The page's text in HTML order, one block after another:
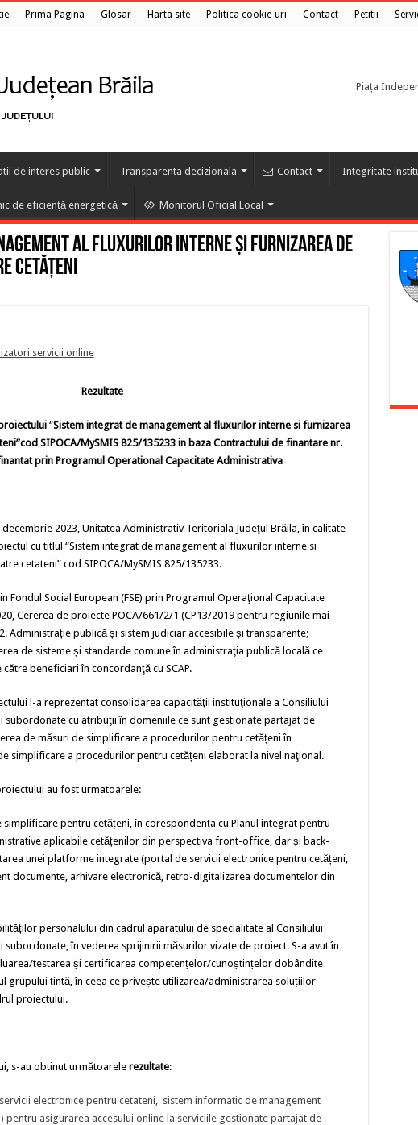
Prima Pagina Glosar Harta site Politica cookie-uri Contact Petitii
Piața
de interes public Transparenta decizionala Contact Integritate
de eficiență energetică Monitorul Oficial Local
al fluxurilor interne şi furnizarea de
cetăţeni
servicii online
Rezultate
“Sistem integrat de management al fluxurilor interne si furnizarea
SIPOCA/MySMIS 825/135233 in baza Contractului de finantare nr.
prin Programul Operational Capacitate Administrativa
2023, Unitatea Administrativ Teritoriala Judeţul Brăila, în calitate
cu titlul “Sistem integrat de management al fluxurilor interne si
cetateni” cod SIPOCA/MySMIS 825/135233.
Social European (FSE) prin Programul Operaţional Capacitate
Cererea de proiecte POCA/661/2/1 (CP13/2019 pentru regiunile mai
Administrație publică și sistem judiciar accesibile și transparente;
de sisteme și standarde comune în administraţia publică locală ce
beneficiari în concordanţă cu SCAP.
l-a reprezentat consolidarea capacităţii instituţionale a Consiliului
subordonate cu atribuţii în domeniile ce sunt gestionate partajat de
de măsuri de simplificare a procedurilor pentru cetățeni în
simplificare a procedurilor pentru cetățeni elaborat la nivel naţional.
au fost urmatoarele:
pentru cetățeni, în corespondența cu Planul integrat pentru
aplicabile cetățenilor din perspectiva front-office, dar și back-
unei platforme integrate (portal de servicii electronice pentru cetățeni,
documente, arhivare electronică, retro-digitalizarea documentelor din
personalului din cadrul aparatului de specialitate al Consiliului
subordonate, în vederea sprijinirii măsurilor vizate de proiect. S-a avut în
testarea și certificarea competențelor/cunoștințelor dobândite
grupului țintă, în ceea ce privește utilizarea/administrarea soluțiilor
proiectului.
s-au obtinut următoarelerezultate:
electronice pentru cetateni, sistem informatic de management
pentru asigurarea accesului online la serviciile gestionate partajat de